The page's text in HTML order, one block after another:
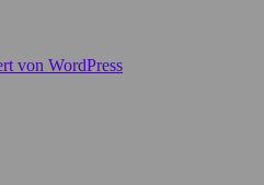
von WordPress